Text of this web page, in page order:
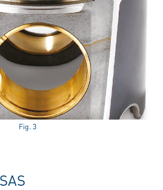
Fig. 3